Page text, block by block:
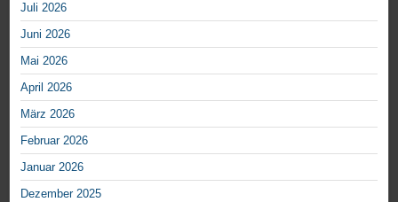
Juli 2026
Juni 2026
Mai 2026
April 2026
März 2026
Februar 2026
Januar 2026
Dezember 2025